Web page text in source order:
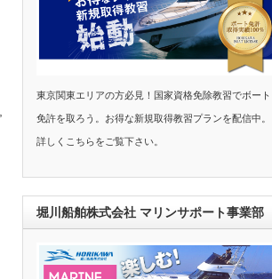
東京関東エリアの方必見！国家資格免除教習でボート
免許を取ろう。お得な新規取得教習プランを配信中。
詳しくこちらをご覧下さい。
堀川船舶株式会社 マリンサポート事業部